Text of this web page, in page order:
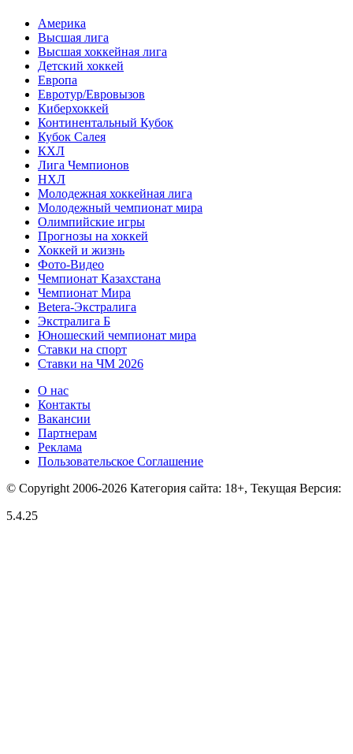
Америка
Высшая лига
Высшая хоккейная лига
Детский хоккей
Европа
Евротур/Евровызов
Киберхоккей
Континентальный Кубок
Кубок Салея
КХЛ
Лига Чемпионов
НХЛ
Молодежная хоккейная лига
Молодежный чемпионат мира
Олимпийские игры
Прогнозы на хоккей
Хоккей и жизнь
Фото-Видео
Чемпионат Казахстана
Чемпионат Мира
Betera-Экстралига
Экстралига Б
Юношеский чемпионат мира
Ставки на спорт
Ставки на ЧМ 2026
О нас
Контакты
Вакансии
Партнерам
Реклама
Пользовательское Соглашение
© Copyright 2006-2026 Категория сайта: 18+, Текущая Версия:
5.4.25